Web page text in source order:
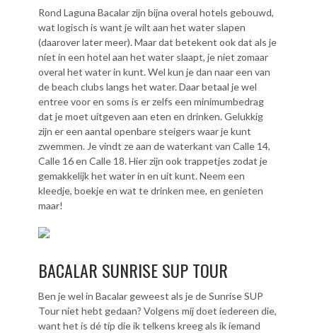
Rond Laguna Bacalar zijn bijna overal hotels gebouwd,
wat logisch is want je wilt aan het water slapen
(daarover later meer). Maar dat betekent ook dat als je
níet in een hotel aan het water slaapt, je niet zomaar
overal het water in kunt. Wel kun je dan naar een van
de beach clubs langs het water. Daar betaal je wel
entree voor en soms is er zelfs een minimumbedrag
dat je moet uitgeven aan eten en drinken. Gelukkig
zijn er een aantal openbare steigers waar je kunt
zwemmen. Je vindt ze aan de waterkant van Calle 14,
Calle 16 en Calle 18. Hier zijn ook trappetjes zodat je
gemakkelijk het water in en uit kunt. Neem een
kleedje, boekje en wat te drinken mee, en genieten
maar!
BACALAR SUNRISE SUP TOUR
Ben je wel in Bacalar geweest als je de Sunrise SUP
Tour niet hebt gedaan? Volgens mij doet iedereen die,
want het is dé tip die ik telkens kreeg als ik iemand